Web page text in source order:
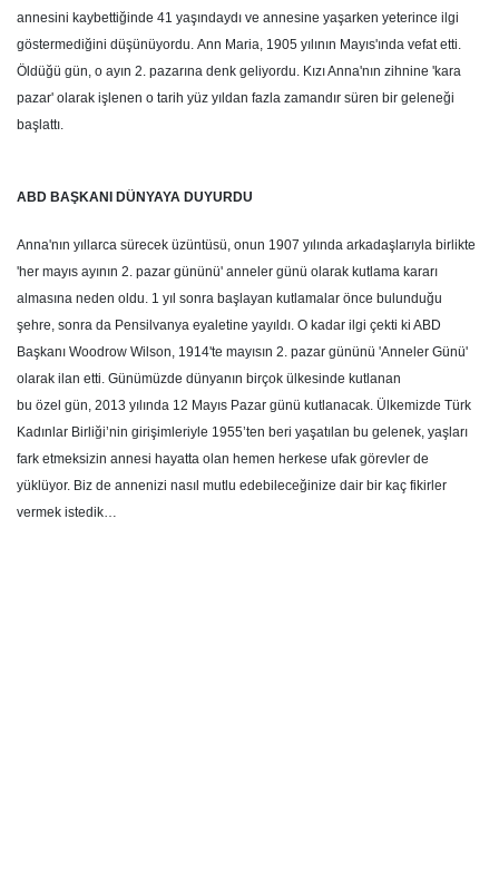
annesini kaybettiğinde 41 yaşındaydı ve annesine yaşarken yeterince ilgi
göstermediğini düşünüyordu. Ann Maria, 1905 yılının Mayıs'ında vefat etti.
Öldüğü gün, o ayın 2. pazarına denk geliyordu. Kızı Anna'nın zihnine 'kara
pazar' olarak işlenen o tarih yüz yıldan fazla zamandır süren bir geleneği
başlattı.
ABD BAŞKANI DÜNYAYA DUYURDU
Anna'nın yıllarca sürecek üzüntüsü, onun 1907 yılında arkadaşlarıyla birlikte
'her mayıs ayının 2. pazar gününü' anneler günü olarak kutlama kararı
almasına neden oldu. 1 yıl sonra başlayan kutlamalar önce bulunduğu
şehre, sonra da Pensilvanya eyaletine yayıldı. O kadar ilgi çekti ki ABD
Başkanı Woodrow Wilson, 1914'te mayısın 2. pazar gününü 'Anneler Günü'
olarak ilan etti. Günümüzde dünyanın birçok ülkesinde kutlanan
bu özel gün, 2013 yılında 12 Mayıs Pazar günü kutlanacak. Ülkemizde Türk
Kadınlar Birliği’nin girişimleriyle 1955’ten beri yaşatılan bu gelenek, yaşları
fark etmeksizin annesi hayatta olan hemen herkese ufak görevler de
yüklüyor. Biz de annenizi nasıl mutlu edebileceğinize dair bir kaç fikirler
vermek istedik…